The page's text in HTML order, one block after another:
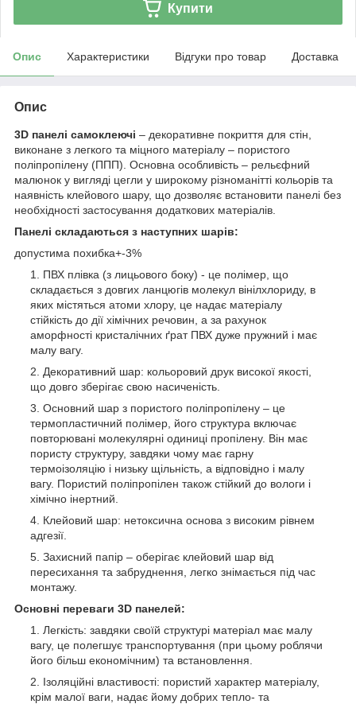
Купити
Опис Характеристики Відгуки про товар Доставка
Опис
3D панелі самоклеючі – декоративне покриття для стін,
виконане з легкого та міцного матеріалу – пористого
поліпропілену (ППП). Основна особливість – рельєфний
малюнок у вигляді цегли у широкому різноманітті кольорів та
наявність клейового шару, що дозволяє встановити панелі без
необхідності застосування додаткових матеріалів.
Панелі складаються з наступних шарів:
допустима похибка+-3%
ПВХ плівка (з лицьового боку) - це полімер, що
складається з довгих ланцюгів молекул вінілхлориду, в
яких містяться атоми хлору, це надає матеріалу
стійкість до дії хімічних речовин, а за рахунок
аморфності кристалічних ґрат ПВХ дуже пружний і має
малу вагу.
Декоративний шар: кольоровий друк високої якості,
що довго зберігає свою насиченість.
Основний шар з пористого поліпропілену – це
термопластичний полімер, його структура включає
повторювані молекулярні одиниці пропілену. Він має
пористу структуру, завдяки чому має гарну
термоізоляцію і низьку щільність, а відповідно і малу
вагу. Пористий поліпропілен також стійкий до вологи і
хімічно інертний.
Клейовий шар: нетоксична основа з високим рівнем
адгезії.
Захисний папір – оберігає клейовий шар від
пересихання та забруднення, легко знімається під час
монтажу.
Основні переваги 3D панелей:
Легкість: завдяки своїй структурі матеріал має малу
вагу, це полегшує транспортування (при цьому роблячи
його більш економічним) та встановлення.
Ізоляційні властивості: пористий характер матеріалу,
крім малої ваги, надає йому добрих тепло- та